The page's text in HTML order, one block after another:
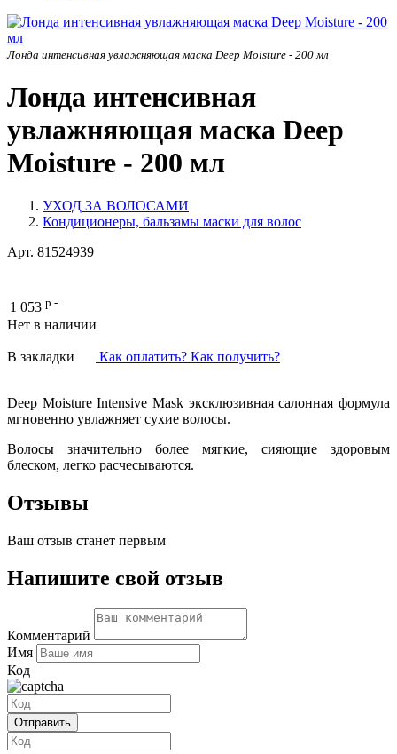
Лонда интенсивная увлажняющая маска Deep Moisture - 200 мл
Лонда интенсивная
увлажняющая маска Deep
Moisture - 200 мл
УХОД ЗА ВОЛОСАМИ
Кондиционеры, бальзамы маски для волос
Арт. 81524939
1 053 р.-
Нет в наличии
В закладки Как оплатить? Как получить?
Deep Moisture Intensive Mask эксклюзивная салонная формула
мгновенно увлажняет сухие волосы.
Волосы значительно более мягкие, сияющие здоровым
блеском, легко расчесываются.
Отзывы
Ваш отзыв станет первым
Напишите свой отзыв
Комментарий
Имя
Код